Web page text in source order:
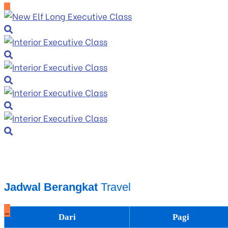
_
Jadwal Berangkat Travel
_
Dari Pagi